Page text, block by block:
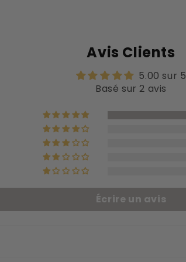
Avis Clients
5.00 sur 5
Basé sur 2 avis
Écrire un avis